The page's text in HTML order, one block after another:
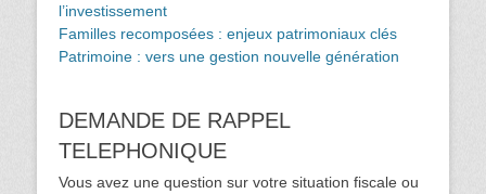
l’investissement
Familles recomposées : enjeux patrimoniaux clés
Patrimoine : vers une gestion nouvelle génération
DEMANDE DE RAPPEL
TELEPHONIQUE
Vous avez une question sur votre situation fiscale ou